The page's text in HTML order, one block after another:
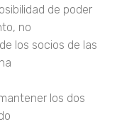
de poder
no
los socios de las
los dos